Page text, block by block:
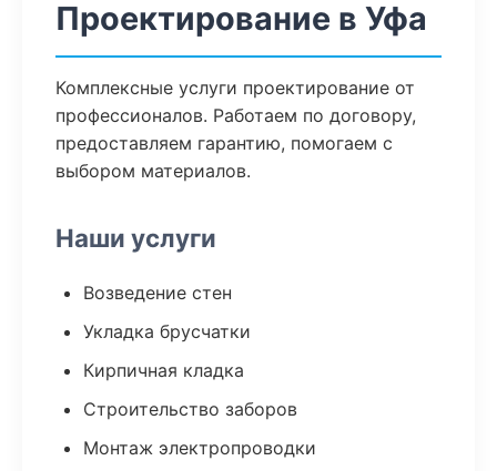
Проектирование в Уфа
Комплексные услуги проектирование от
профессионалов. Работаем по договору,
предоставляем гарантию, помогаем с
выбором материалов.
Наши услуги
Возведение стен
Укладка брусчатки
Кирпичная кладка
Строительство заборов
Монтаж электропроводки